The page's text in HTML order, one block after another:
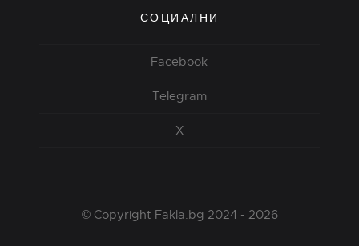
СОЦИАЛНИ
Facebook
Telegram
X
© Copyright Fakla.bg 2024 - 2026